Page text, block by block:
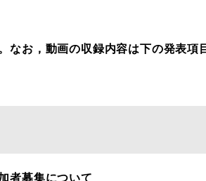
お，動画の収録内容は下の発表項
者募集について